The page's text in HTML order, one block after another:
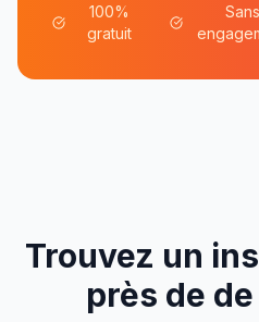
100%
gratuit
Sans
Trouvez un
près de de